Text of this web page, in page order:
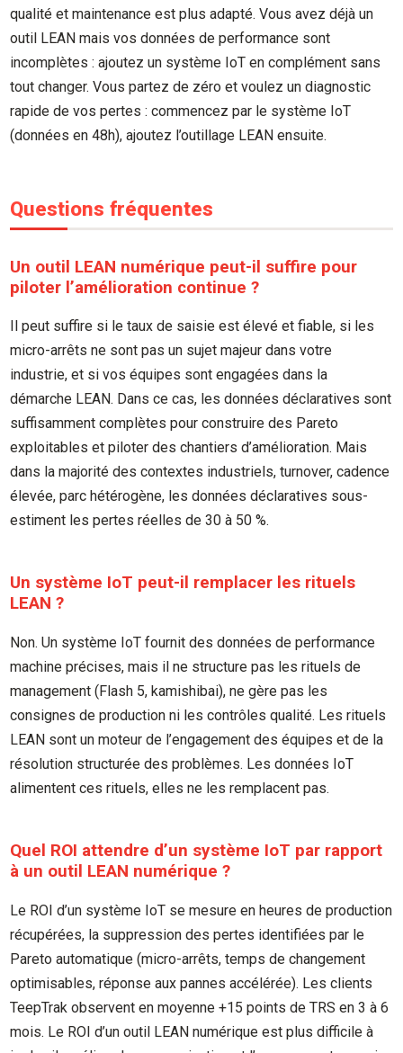
qualité et maintenance est plus adapté. Vous avez déjà un
outil LEAN mais vos données de performance sont
incomplètes : ajoutez un système IoT en complément sans
tout changer. Vous partez de zéro et voulez un diagnostic
rapide de vos pertes : commencez par le système IoT
(données en 48h), ajoutez l’outillage LEAN ensuite.
Questions fréquentes
Un outil LEAN numérique peut-il suffire pour
piloter l’amélioration continue ?
Il peut suffire si le taux de saisie est élevé et fiable, si les
micro-arrêts ne sont pas un sujet majeur dans votre
industrie, et si vos équipes sont engagées dans la
démarche LEAN. Dans ce cas, les données déclaratives sont
suffisamment complètes pour construire des Pareto
exploitables et piloter des chantiers d’amélioration. Mais
dans la majorité des contextes industriels, turnover, cadence
élevée, parc hétérogène, les données déclaratives sous-
estiment les pertes réelles de 30 à 50 %.
Un système IoT peut-il remplacer les rituels
LEAN ?
Non. Un système IoT fournit des données de performance
machine précises, mais il ne structure pas les rituels de
management (Flash 5, kamishibai), ne gère pas les
consignes de production ni les contrôles qualité. Les rituels
LEAN sont un moteur de l’engagement des équipes et de la
résolution structurée des problèmes. Les données IoT
alimentent ces rituels, elles ne les remplacent pas.
Quel ROI attendre d’un système IoT par rapport
à un outil LEAN numérique ?
Le ROI d’un système IoT se mesure en heures de production
récupérées, la suppression des pertes identifiées par le
Pareto automatique (micro-arrêts, temps de changement
optimisables, réponse aux pannes accélérée). Les clients
TeepTrak observent en moyenne +15 points de TRS en 3 à 6
mois. Le ROI d’un outil LEAN numérique est plus difficile à